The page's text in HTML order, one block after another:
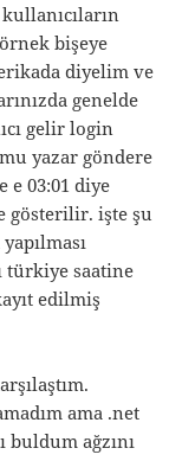
bişeye
diyelim ve
genelde
gelir login
yazar göndere
e 03:01 diye
gösterilir. işte şu
türkiye saatine
edilmiş
ama .net
buldum ağzını